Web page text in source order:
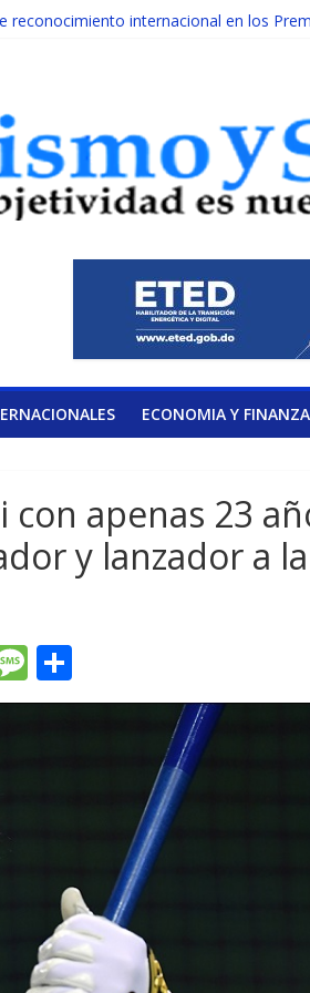
reconocimiento internacional en los
de Consulta Nacional por la
ECONOMIA Y
apenas 23
y lanzador a
M
e o
r